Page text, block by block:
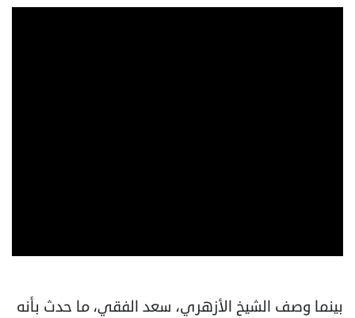
بينما وصف الشيخ الأزهري، سعد الفقي، ما حدث بأنه